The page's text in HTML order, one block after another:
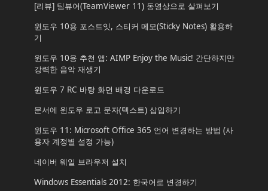
[리뷰] 팀뷰어(TeamViewer 11) 동영상으로 살펴보기
윈도우 10용 포스트잇, 스티커 메모(Sticky Notes) 활용하
기
윈도우 10용 추천 앱: AIMP Enjoy the Music! 간단하지만
강력한 음악 재생기
윈도우 7 RC 바탕 화면 배경 다운로드
문서에 윈도우 로고 문자(텍스트) 삽입하기
윈도우 11: Microsoft Office 365 언어 변경하는 방법 (사
용자 계정별 설정 가능)
네이버 웨일 브라우저 설치
Windows Essentials 2012: 한국어로 변경하기